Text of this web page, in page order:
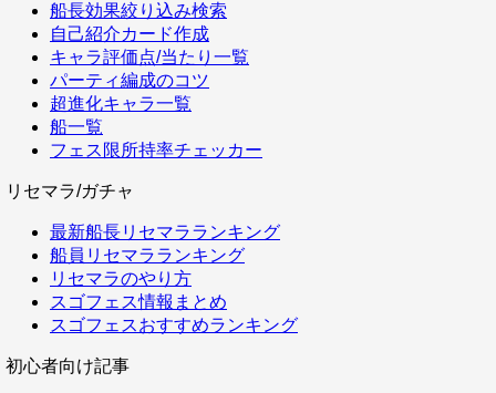
船長効果絞り込み検索
自己紹介カード作成
キャラ評価点/当たり一覧
パーティ編成のコツ
超進化キャラ一覧
船一覧
フェス限所持率チェッカー
リセマラ/ガチャ
最新船長リセマラランキング
船員リセマラランキング
リセマラのやり方
スゴフェス情報まとめ
スゴフェスおすすめランキング
初心者向け記事